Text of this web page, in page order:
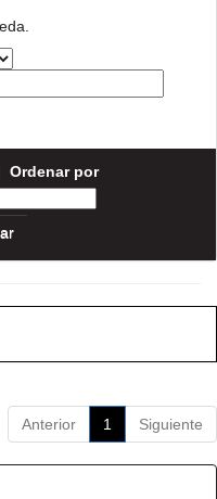
Ordenar por
Anterior 1 Siguiente